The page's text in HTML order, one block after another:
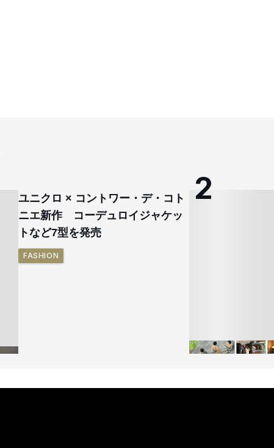
ユニクロ × コントワー・デ・コト
ニエ新作 コーデュロイジャケッ
トなど7型を発売
FASHION